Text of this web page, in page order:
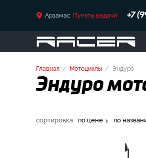
Арзамас Пункты выдачи +7
Главная Мотоциклы Эндуро
Эндуро
сортировка по цене по